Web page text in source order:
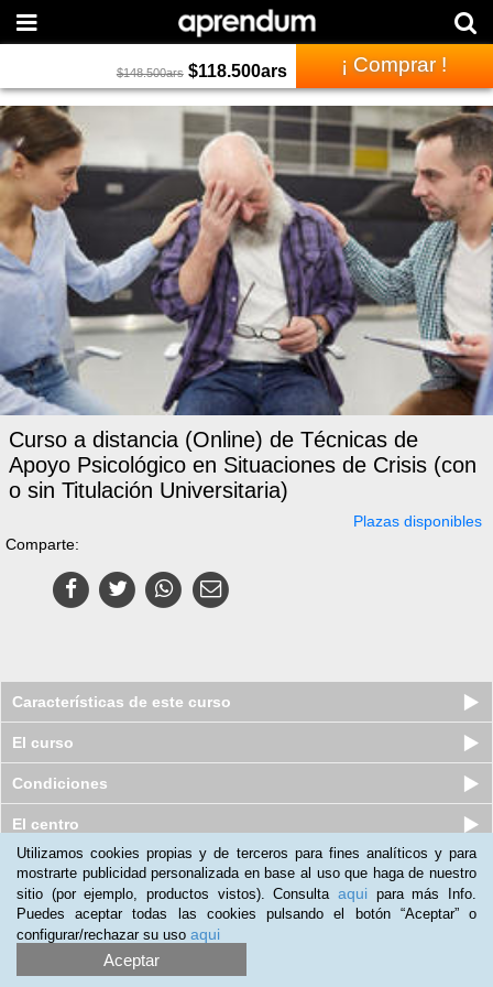
$148.500ars $118.500ars ¡ Comprar !
Curso a distancia (Online) de Técnicas de
Apoyo Psicológico en Situaciones de Crisis (con
o sin Titulación Universitaria)
Plazas disponibles
Comparte:
Características de este curso
El curso
Condiciones
El centro
Curso a distancia (Online) de
Primeros Auxilios Psicológicos
Plazas disponibles
Utilizamos cookies propias y de terceros para fines analíticos y para
mostrarte publicidad personalizada en base al uso que haga de nuestro
sitio (por ejemplo, productos vistos). Consulta aqui para más Info.
Puedes aceptar todas las cookies pulsando el botón “Aceptar” o
configurar/rechazar su uso aqui
Aceptar